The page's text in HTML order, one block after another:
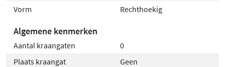
Vorm
Rechthoekig
Algemene kenmerken
Aantal kraangaten
0
Plaats kraangat
Geen